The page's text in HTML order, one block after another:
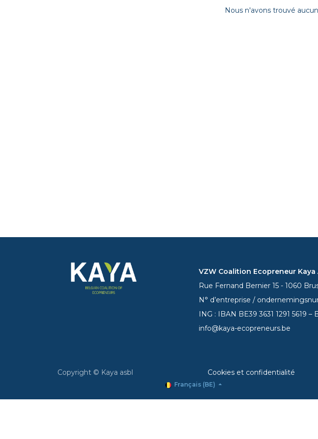
Nous n'avons trouvé
VZW Coalition Ecopreneur Kaya
Rue Fernand Bernier 15 - 1060
N° d’entreprise /
ING : IBAN BE393631 1291 5619 –
info@kaya-ecopreneurs.be
Copyright © Kaya asbl Cookies et confidentialité
Français (BE)